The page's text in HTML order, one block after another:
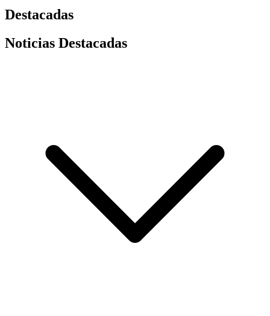
Destacadas
Noticias Destacadas